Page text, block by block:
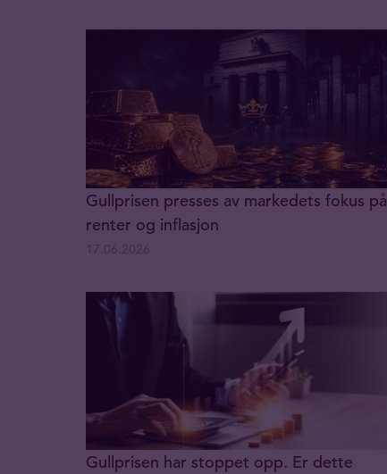
Gullprisen presses av markedets fokus på
renter og inflasjon
Gullprisen har stoppet opp. Er dette